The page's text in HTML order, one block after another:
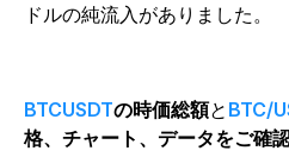
ドルの純流入がありました。
BTCUSDTの時価総額と BTC/
格、チャート、データをご確